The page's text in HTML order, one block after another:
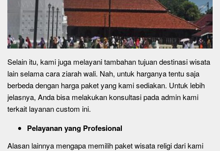
Selain itu, kami juga melayani tambahan tujuan destinasi wisata
lain selama cara ziarah wali. Nah, untuk harganya tentu saja
berbeda dengan harga paket yang kami sediakan. Untuk lebih
jelasnya, Anda bisa melakukan konsultasi pada admin kami
terkait layanan custom ini.
Pelayanan yang Profesional
Alasan lainnya mengapa memilih paket wisata religi dari kami